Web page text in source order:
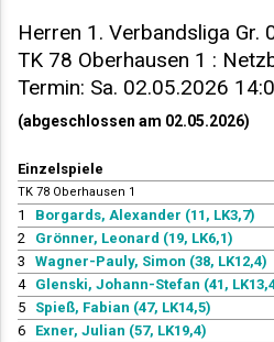
Herren 1. Verbandsliga Gr.
TK 78 Oberhausen 1 :
Termin: Sa. 02.05.2026
(abgeschlossen am 02.05.2026)
Einzelspiele
TK 78 Oberhausen 1
1
Borgards, Alexander (11, LK3,7)
2
Grönner, Leonard (19, LK6,1)
3
Wagner-Pauly, Simon (38, LK12,4)
4
Glenski, Johann-Stefan (41,
5
Spieß, Fabian (47, LK14,5)
6
Exner, Julian (57, LK19,4)